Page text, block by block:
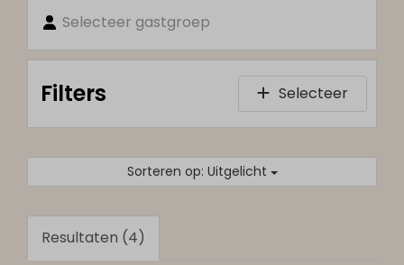
Selecteer gastgroep
Filters Selecteer
Sorteren op: Uitgelicht
Resultaten (4)